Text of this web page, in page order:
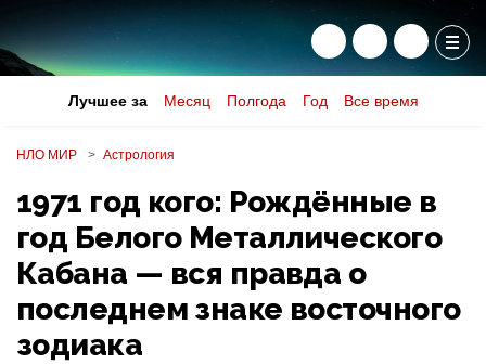
Лучшее за Месяц Полгода Год Все время
НЛО МИР Астрология
1971 год кого: Рождённые в
год Белого Металлического
Кабана — вся правда о
последнем знаке восточного
зодиака